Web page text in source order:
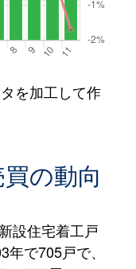
を加工して作
の動向
設住宅着工戸
で705戸で、